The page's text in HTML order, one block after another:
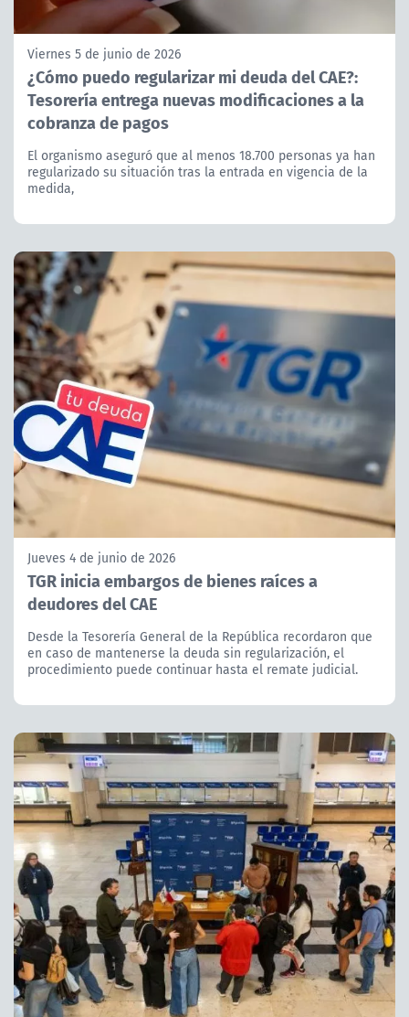
Viernes 5 de junio de 2026
¿Cómo puedo regularizar mi deuda del CAE?:
Tesorería entrega nuevas modificaciones a la
cobranza de pagos
El organismo aseguró que al menos 18.700 personas ya han
regularizado su situación tras la entrada en vigencia de la
medida,
Jueves 4 de junio de 2026
TGR inicia embargos de bienes raíces a
deudores del CAE
Desde la Tesorería General de la República recordaron que
en caso de mantenerse la deuda sin regularización, el
procedimiento puede continuar hasta el remate judicial.